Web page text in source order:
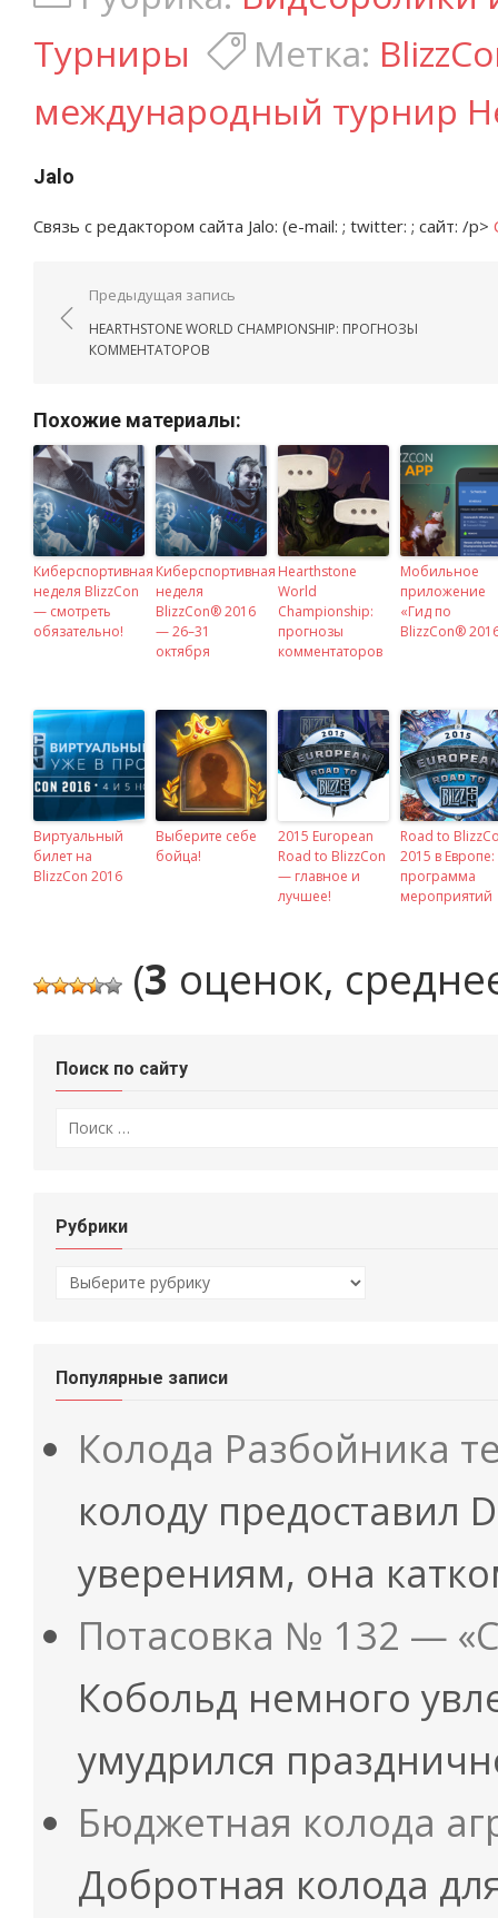
Турниры
Метка:
международный турнир
Jalo
Связь с редактором сайта Jalo: (e-mail: ; twitter: ; сайт: /p>
Навигация по записям
Предыдущая запись
HEARTHSTONE WORLD CHAMPIONSHIP: ПРОГНОЗЫ
КОММЕНТАТОРОВ
Похожие материалы:
Киберспортивная
неделя BlizzCon
— смотреть
обязательно!
Киберспортивная
неделя
BlizzCon® 2016
— 26–31
октября
Hearthstone
World
Championship:
прогнозы
комментаторов
Мобильное
приложение
«Гид по
BlizzCon®
Виртуальный
билет на
BlizzCon 2016
Выберите себе
бойца!
2015 European
Road to BlizzCon
— главное и
лучшее!
Road to
2015 в Европе:
программа
мероприятий
(3 оценок,
Поиск по сайту
Рубрики
Рубрики
Популярные записи
Колода Разбойника
колоду предоставил
уверениям, она
Потасовка № 132 —
Кобольд немного
умудрился
Бюджетная колода
Добротная колода